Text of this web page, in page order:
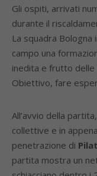
Gli ospiti, arrivati
durante il
La squadra
campo una
inedita e frutto delle
Obiettivo, fare
All’avvio della
collettive e in
penetrazione di
partita mostra un